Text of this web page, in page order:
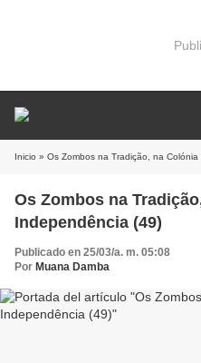
Inicio » Os Zombos na Tradição, na
Os Zombos na
Independência (49)
Publicado en 25/03/a. m. 05:08
Por Muana Damba